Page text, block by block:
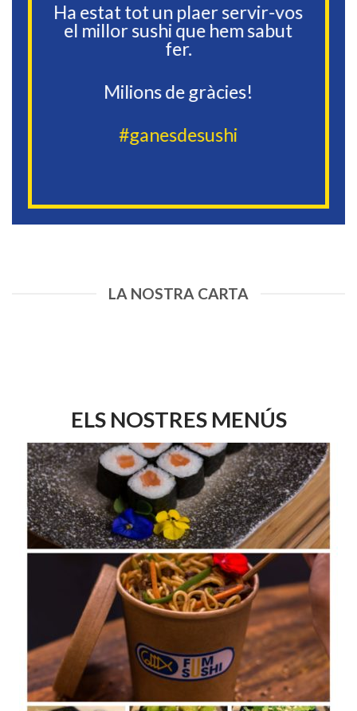
Ha estat tot un plaer servir-vos
el millor sushi que hem sabut
fer.
Milions de gràcies!
#ganesdesushi
LA NOSTRA CARTA
ELS NOSTRES MENÚS